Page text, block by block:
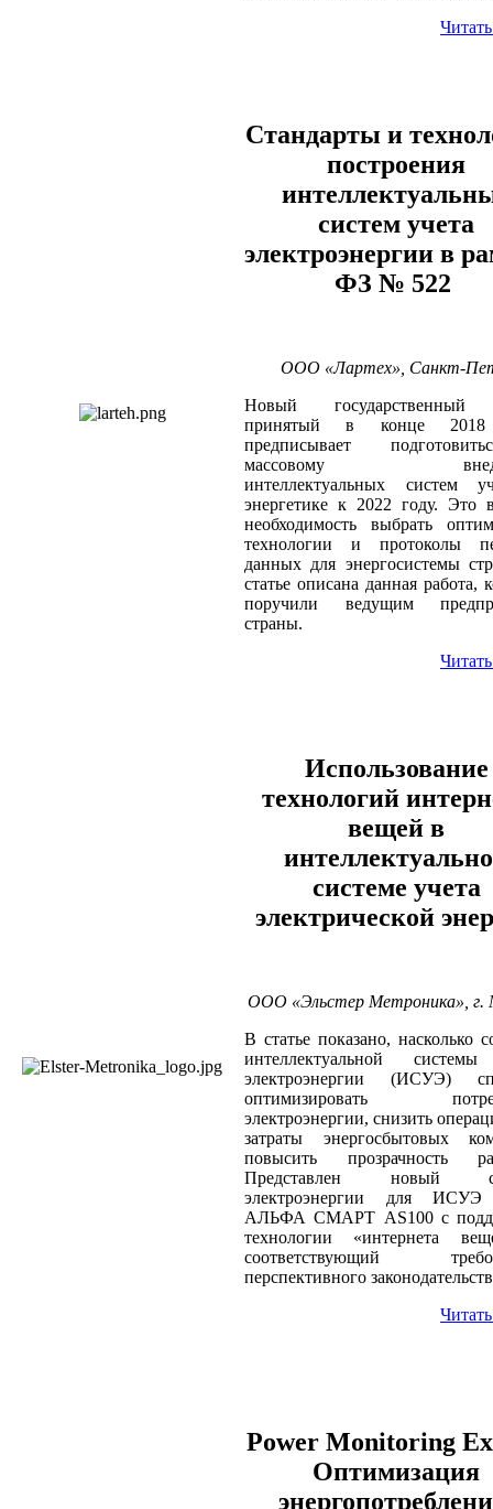
Стандарты и
построения
систем учета
электроэнергии в
ФЗ № 522
ООО «Лартех», Санкт-
Новый государственный
принятый в конце 2018
предписывает
массовому
интеллектуальных систем
энергетике к 2022 году. Это
необходимость выбрать
технологии и протоколы
данных для энергосистемы
статье описана данная работа,
поручили ведущим
страны.
Иcпользование
технологий
вещей в
системе учета
электрической
ООО «Эльстер Метроника», г.
В статье показано, насколько
интеллектуальной
электроэнергии (ИСУЭ)
оптимизировать
электроэнергии, снизить
затраты энергосбытовых
повысить прозрачность
Представлен новый
электроэнергии для ИСУЭ
АЛЬФА СМАРТ AS100 с
технологии «интернета
соответствующий
перспективного
Power Monitoring
Оптимизация